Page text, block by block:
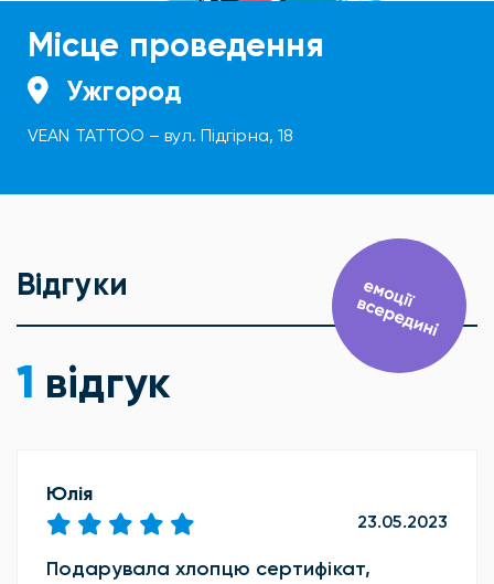
Місце проведення
Ужгород
VEAN TATTOO – вул. Підгірна, 18
Відгуки
1 відгук
Юлія
23.05.2023
Подарувала хлопцю сертифікат,